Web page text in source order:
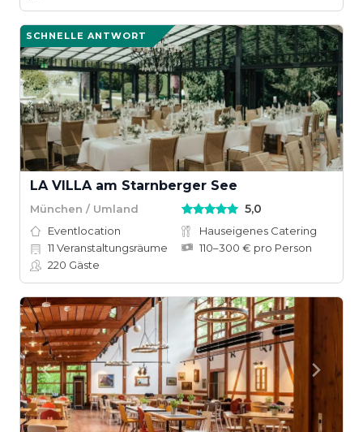
SCHNELLE ANTWORT
LA VILLA am Starnberger See
München / Umland 5,0
Eventlocation
Hauseigenes Catering
11 Veranstaltungsräume
110–300 € pro Person
220 Gäste